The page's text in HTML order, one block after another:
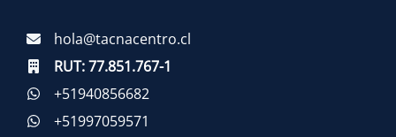
hola@tacnacentro.cl
RUT:77.851.767-1
+51940856682
+51997059571